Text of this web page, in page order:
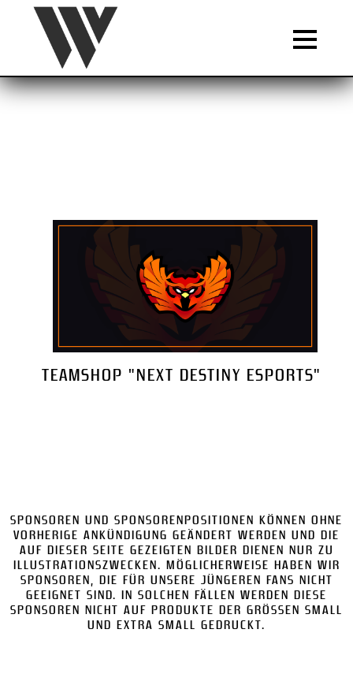
TEAMSHOP "NEXT DESTINY ESPORTS"
SPONSOREN UND SPONSORENPOSITIONEN KÖNNEN OHNE
VORHERIGE ANKÜNDIGUNG GEÄNDERT WERDEN UND DIE
AUF DIESER SEITE GEZEIGTEN BILDER DIENEN NUR ZU
ILLUSTRATIONSZWECKEN. MÖGLICHERWEISE HABEN WIR
SPONSOREN, DIE FÜR UNSERE JÜNGEREN FANS NICHT
GEEIGNET SIND. IN SOLCHEN FÄLLEN WERDEN DIESE
SPONSOREN NICHT AUF PRODUKTE DER GRÖSSEN SMALL U
ND EXTRA SMALL GEDRUCKT.